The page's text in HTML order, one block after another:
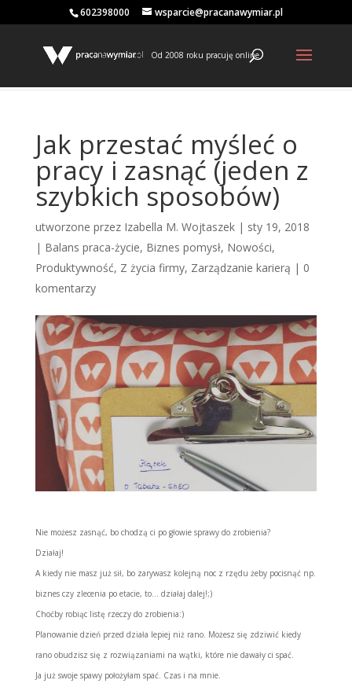
602398000 wsparcie@pracanawymiar.pl
Od 2008 roku pracuję online
Jak przestać myśleć o
pracy i zasnąć (jeden z
szybkich sposobów)
utworzone przez Izabella M. Wojtaszek| sty 19, 2018
| Balans praca-życie, Biznes pomysł, Nowości,
Produktywność, Z życia firmy, Zarządzanie karierą | 0
komentarzy
Nie możesz zasnąć, bo chodzą ci po głowie sprawy do zrobienia?
Działaj!
A kiedy nie masz już sił, bo zarywasz kolejną noc z rzędu żeby pocisnąć np.
biznes czy zlecenia po etacie, to… działaj dalej!;)
Choćby robiąc listę rzeczy do zrobienia:)
Planowanie dzień przed działa lepiej niż rano. Możesz się zdziwić kiedy
rano obudzisz się z rozwiązaniami na wątki, które nie dawały ci spać.
Ja już swoje spawy położyłam spać. Czas i na mnie.